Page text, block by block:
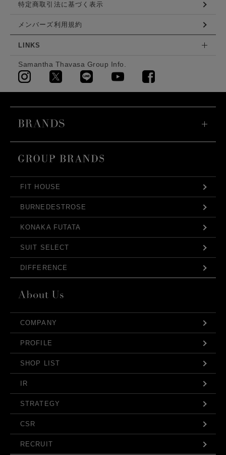
特定商取引法に基づく表示
メンバーズ利用規約
LINKS
Samantha Thavasa Group Info.
FIT HOUSE
BURNEDESTROSE
KONAKA FUTATA
SUIT SELECT
DIFFERENCE
COMPANY
PROFILE
SHOP LIST
IR
STRATEGY
CSR
RECRUIT